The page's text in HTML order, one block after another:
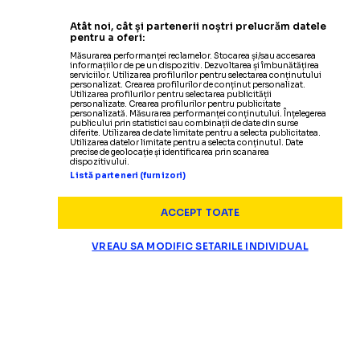
Atât noi, cât și partenerii noștri prelucrăm datele
pentru a oferi:
Măsurarea performanței reclamelor. Stocarea și/sau accesarea
informațiilor de pe un dispozitiv. Dezvoltarea și îmbunătățirea
serviciilor. Utilizarea profilurilor pentru selectarea conținutului
personalizat. Crearea profilurilor de conținut personalizat.
Utilizarea profilurilor pentru selectarea publicității
personalizate. Crearea profilurilor pentru publicitate
personalizată. Măsurarea performanței conținutului. Înțelegerea
publicului prin statistici sau combinații de date din surse
diferite. Utilizarea de date limitate pentru a selecta publicitatea.
Utilizarea datelor limitate pentru a selecta conținutul. Date
precise de geolocație și identificarea prin scanarea
dispozitivului.
Listă parteneri (furnizori)
ACCEPT TOATE
VREAU SA MODIFIC SETARILE INDIVIDUAL